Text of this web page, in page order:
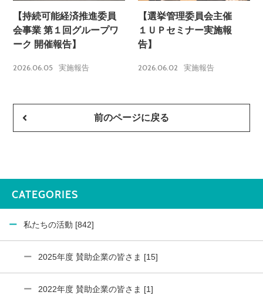
【持続可能経済推進委員
会事業 第１回グループワ
ーク 開催報告】
2026.06.05 実施報告
【選挙管理委員会主催
１ＵＰセミナー実施報
告】
2026.06.02 実施報告
前のページに戻る
CATEGORIES
私たちの活動 [842]
2025年度 賛助企業の皆さま [15]
2022年度 賛助企業の皆さま [1]